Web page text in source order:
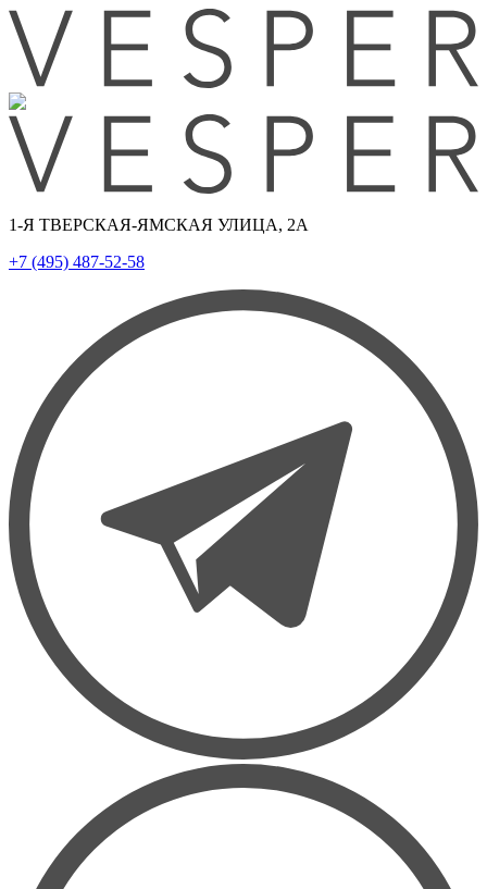
1-Я ТВЕРСКАЯ-ЯМСКАЯ УЛИЦА, 2А
+7 (495) 487-52-58